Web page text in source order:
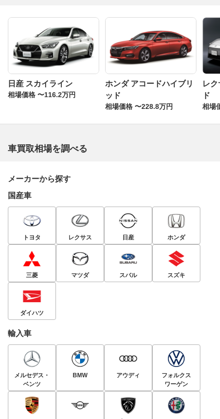
用パーツでドレスアップ。単にデザインだけをいじったの
ではなく、モータースポーツのフィールドで培ったテクノ
ロジーがしっかりと盛り込まれている。エクステリアは専
用のフロントバンパーを装着。リヤバンパーも大型ディフ
ューザー＋サイドガーニッシュ付きで空力にも配慮したも
の。専用4本出しマフラー、リヤスポイラー、専用19イン
チタイヤも装着されている。インテリアも専用小径本革巻
き3本スポークステアリング、専用スポーティシート、本
ーキキャリパー、専用スポーツブレーキパッドなどが装着
に高く、一括査定でも高額の評価が得られるに違いない。
日産 スカイライン
相場価格 〜116.2万円
ホンダ アコードハイブリ
ッド
相場価格 〜228.8万円
レ
ド
相場
車買取相場を調べる
メーカーから探す
国産車
トヨタ レクサス 日産 ホンダ
三菱 マツダ スバル スズキ
ダイハツ
輸入車
メルセデス・
ベンツ
BMW アウディ
フォルクス
ワーゲン